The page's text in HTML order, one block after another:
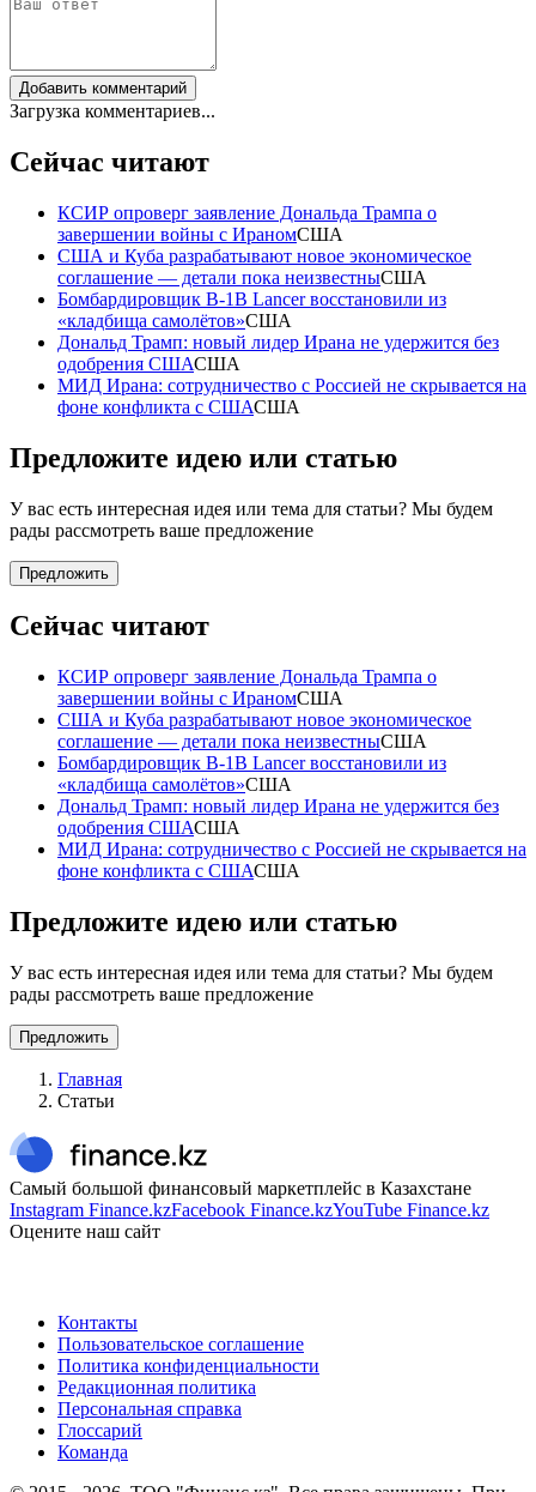
Добавить комментарий
Загрузка комментариев...
Сейчас читают
КСИР опроверг заявление Дональда Трампа о
завершении войны с ИраномСША
США и Куба разрабатывают новое экономическое
соглашение — детали пока неизвестныСША
Бомбардировщик B-1B Lancer восстановили из
«кладбища самолётов»США
Дональд Трамп: новый лидер Ирана не удержится без
одобрения СШАСША
МИД Ирана: сотрудничество с Россией не скрывается на
фоне конфликта с СШАСША
Предложите идею или статью
У вас есть интересная идея или тема для статьи? Мы будем
рады рассмотреть ваше предложение
Предложить
Сейчас читают
КСИР опроверг заявление Дональда Трампа о
завершении войны с ИраномСША
США и Куба разрабатывают новое экономическое
соглашение — детали пока неизвестныСША
Бомбардировщик B-1B Lancer восстановили из
«кладбища самолётов»США
Дональд Трамп: новый лидер Ирана не удержится без
одобрения СШАСША
МИД Ирана: сотрудничество с Россией не скрывается на
фоне конфликта с СШАСША
Предложите идею или статью
У вас есть интересная идея или тема для статьи? Мы будем
рады рассмотреть ваше предложение
Предложить
Главная
Статьи
Самый большой финансовый маркетплейс в Казахстане
Instagram Finance.kzFacebook Finance.kzYouTube Finance.kz
Оцените наш сайт
Контакты
Пользовательское соглашение
Политика конфиденциальности
Редакционная политика
Персональная справка
Глоссарий
Команда